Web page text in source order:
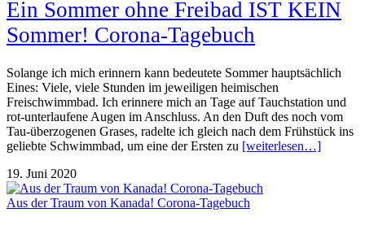
Ein Sommer ohne Freibad IST KEIN
Sommer! Corona-Tagebuch
Solange ich mich erinnern kann bedeutete Sommer hauptsächlich
Eines: Viele, viele Stunden im jeweiligen heimischen
Freischwimmbad. Ich erinnere mich an Tage auf Tauchstation und
rot-unterlaufene Augen im Anschluss. An den Duft des noch vom
Tau-überzogenen Grases, radelte ich gleich nach dem Frühstück ins
geliebte Schwimmbad, um eine der Ersten zu [weiterlesen…]
19. Juni 2020
Aus der Traum von Kanada! Corona-Tagebuch